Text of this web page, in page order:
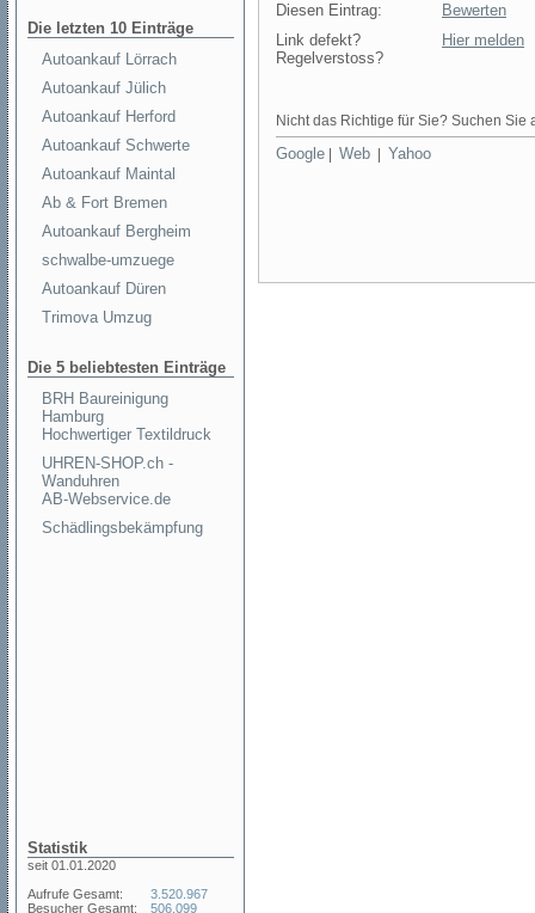
Die letzten 10 Einträge
Autoankauf Lörrach
Autoankauf Jülich
Autoankauf Herford
Autoankauf Schwerte
Autoankauf Maintal
Ab & Fort Bremen
Autoankauf Bergheim
schwalbe-umzuege
Autoankauf Düren
Trimova Umzug
Die 5 beliebtesten Einträge
BRH Baureinigung
Hamburg
Hochwertiger Textildruck
UHREN-SHOP.ch -
Wanduhren
AB-Webservice.de
Schädlingsbekämpfung
Statistik
seit 01.01.2020
Aufrufe Gesamt:
Besucher Gesamt:
3.520.967
506.099
Diesen Eintrag:
Bewerten
Link defekt?
Regelverstoss?
Hier melden
Nicht das Richtige für Sie? Suchen Sie
Google Web Yahoo